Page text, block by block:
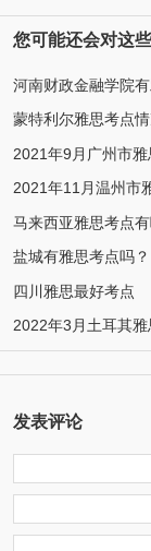
您可能还会对这
河南财政金融学院
蒙特利尔雅思考点
2021年9月广州市
2021年11月温州市
马来西亚雅思考点
盐城有雅思考点吗？
四川雅思最好考点
2022年3月土耳其
发表评论